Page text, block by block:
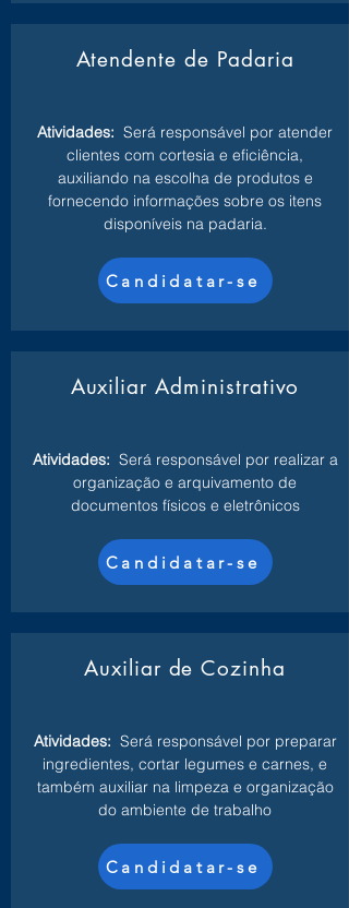
Atendente de Padaria
Atividades: Será responsável por atender
clientes com cortesia e eficiência,
auxiliando na escolha de produtos e
fornecendo informações sobre os itens
disponíveis na padaria.
Candidatar-se
Auxiliar Administrativo
Atividades: Será responsável por realizar a
organização e arquivamento de
documentos físicos e eletrônicos
Candidatar-se
Auxiliar de Cozinha
Atividades: Será responsável por preparar
ingredientes, cortar legumes e carnes, e
também auxiliar na limpeza e organização
do ambiente de trabalho
Candidatar-se